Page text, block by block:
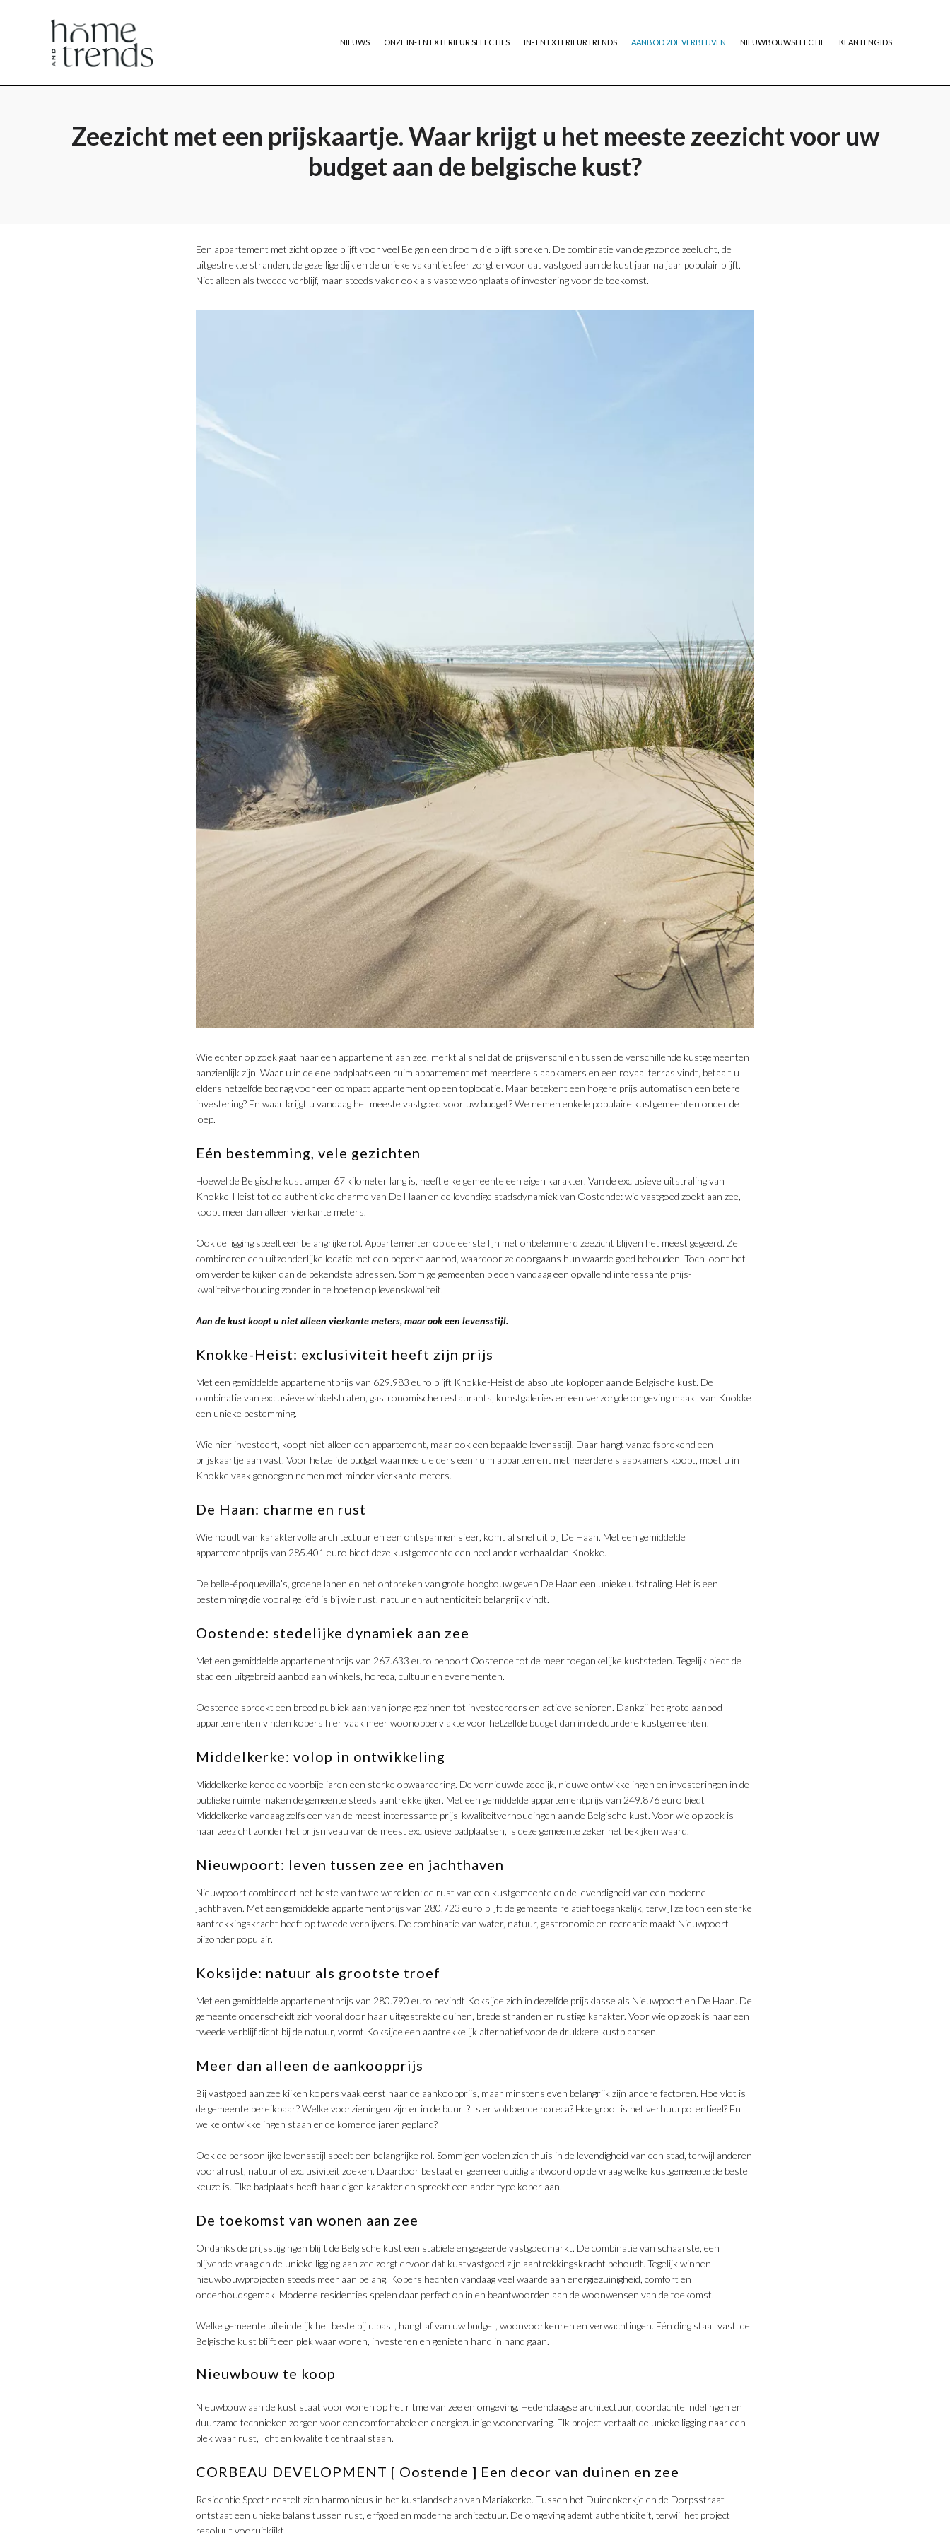
Home
Home NIEUWS ONZE IN- EN EXTERIEUR SELECTIES IN- EN EXTERIEURTRENDS AANBOD 2DE VERBLIJVEN NIEUWBOUWSELECTIE KLANTENGIDS
Zeezicht met een prijskaartje. Waar krijgt u het meeste zeezicht voor uw
budget aan de belgische kust?
​Een appartement met zicht op zee blijft voor veel Belgen een droom die blijft spreken. De combinatie van de gezonde zeelucht, de
uitgestrekte stranden, de gezellige dijk en de unieke vakantiesfeer zorgt ervoor dat vastgoed aan de kust jaar na jaar populair blijft.
Niet alleen als tweede verblijf, maar steeds vaker ook als vaste woonplaats of investering voor de toekomst.
​Wie echter op zoek gaat naar een appartement aan zee, merkt al snel dat de prijsverschillen tussen de verschillende kustgemeenten
aanzienlijk zijn. Waar u in de ene badplaats een ruim appartement met meerdere slaapkamers en een royaal terras vindt, betaalt u
elders hetzelfde bedrag voor een compact appartement op een toplocatie. Maar betekent een hogere prijs automatisch een betere
investering? En waar krijgt u vandaag het meeste vastgoed voor uw budget? We nemen enkele populaire kustgemeenten onder de
loep.
Eén bestemming, vele gezichten
​Hoewel de Belgische kust amper 67 kilometer lang is, heeft elke gemeente een eigen karakter. Van de exclusieve uitstraling van
Knokke-Heist tot de authentieke charme van De Haan en de levendige stadsdynamiek van Oostende: wie vastgoed zoekt aan zee,
koopt meer dan alleen vierkante meters.
​Ook de ligging speelt een belangrijke rol. Appartementen op de eerste lijn met onbelemmerd zeezicht blijven het meest gegeerd. Ze
combineren een uitzonderlijke locatie met een beperkt aanbod, waardoor ze doorgaans hun waarde goed behouden. Toch loont het
om verder te kijken dan de bekendste adressen. Sommige gemeenten bieden vandaag een opvallend interessante prijs-
kwaliteitverhouding zonder in te boeten op levenskwaliteit.
​Aan de kust koopt u niet alleen vierkante meters, maar ook een levensstijl.
​Knokke-Heist: exclusiviteit heeft zijn prijs
Met een gemiddelde appartementprijs van 629.983 euro blijft Knokke-Heist de absolute koploper aan de Belgische kust. De
combinatie van exclusieve winkelstraten, gastronomische restaurants, kunstgaleries en een verzorgde omgeving maakt van Knokke
een unieke bestemming.
​Wie hier investeert, koopt niet alleen een appartement, maar ook een bepaalde levensstijl. Daar hangt vanzelfsprekend een
prijskaartje aan vast. Voor hetzelfde budget waarmee u elders een ruim appartement met meerdere slaapkamers koopt, moet u in
Knokke vaak genoegen nemen met minder vierkante meters.
De Haan: charme en rust
​Wie houdt van karaktervolle architectuur en een ontspannen sfeer, komt al snel uit bij De Haan. Met een gemiddelde
appartementprijs van 285.401 euro biedt deze kustgemeente een heel ander verhaal dan Knokke.
​De belle-époquevilla’s, groene lanen en het ontbreken van grote hoogbouw geven De Haan een unieke uitstraling. Het is een
bestemming die vooral geliefd is bij wie rust, natuur en authenticiteit belangrijk vindt.
​Oostende: stedelijke dynamiek aan zee
Met een gemiddelde appartementprijs van 267.633 euro behoort Oostende tot de meer toegankelijke kuststeden. Tegelijk biedt de
stad een uitgebreid aanbod aan winkels, horeca, cultuur en evenementen.
​Oostende spreekt een breed publiek aan: van jonge gezinnen tot investeerders en actieve senioren. Dankzij het grote aanbod
appartementen vinden kopers hier vaak meer woonoppervlakte voor hetzelfde budget dan in de duurdere kustgemeenten.
​Middelkerke: volop in ontwikkeling
Middelkerke kende de voorbije jaren een sterke opwaardering. De vernieuwde zeedijk, nieuwe ontwikkelingen en investeringen in de
publieke ruimte maken de gemeente steeds aantrekkelijker. Met een gemiddelde appartementprijs van 249.876 euro biedt
Middelkerke vandaag zelfs een van de meest interessante prijs-kwaliteitverhoudingen aan de Belgische kust. Voor wie op zoek is
naar zeezicht zonder het prijsniveau van de meest exclusieve badplaatsen, is deze gemeente zeker het bekijken waard.
Nieuwpoort: leven tussen zee en jachthaven
​Nieuwpoort combineert het beste van twee werelden: de rust van een kustgemeente en de levendigheid van een moderne
jachthaven. Met een gemiddelde appartementprijs van 280.723 euro blijft de gemeente relatief toegankelijk, terwijl ze toch een sterke
aantrekkingskracht heeft op tweede verblijvers. De combinatie van water, natuur, gastronomie en recreatie maakt Nieuwpoort
bijzonder populair.
Koksijde: natuur als grootste troef
​Met een gemiddelde appartementprijs van 280.790 euro bevindt Koksijde zich in dezelfde prijsklasse als Nieuwpoort en De Haan. De
gemeente onderscheidt zich vooral door haar uitgestrekte duinen, brede stranden en rustige karakter. Voor wie op zoek is naar een
tweede verblijf dicht bij de natuur, vormt Koksijde een aantrekkelijk alternatief voor de drukkere kustplaatsen.
Meer dan alleen de aankoopprijs
​Bij vastgoed aan zee kijken kopers vaak eerst naar de aankoopprijs, maar minstens even belangrijk zijn andere factoren. Hoe vlot is
de gemeente bereikbaar? Welke voorzieningen zijn er in de buurt? Is er voldoende horeca? Hoe groot is het verhuurpotentieel? En
welke ontwikkelingen staan er de komende jaren gepland?
​Ook de persoonlijke levensstijl speelt een belangrijke rol. Sommigen voelen zich thuis in de levendigheid van een stad, terwijl anderen
vooral rust, natuur of exclusiviteit zoeken. Daardoor bestaat er geen eenduidig antwoord op de vraag welke kustgemeente de beste
keuze is. Elke badplaats heeft haar eigen karakter en spreekt een ander type koper aan.
​De toekomst van wonen aan zee
Ondanks de prijsstijgingen blijft de Belgische kust een stabiele en gegeerde vastgoedmarkt. De combinatie van schaarste, een
blijvende vraag en de unieke ligging aan zee zorgt ervoor dat kustvastgoed zijn aantrekkingskracht behoudt. Tegelijk winnen
nieuwbouwprojecten steeds meer aan belang. Kopers hechten vandaag veel waarde aan energiezuinigheid, comfort en
onderhoudsgemak. Moderne residenties spelen daar perfect op in en beantwoorden aan de woonwensen van de toekomst.
​Welke gemeente uiteindelijk het beste bij u past, hangt af van uw budget, woonvoorkeuren en verwachtingen. Eén ding staat vast: de
Belgische kust blijft een plek waar wonen, investeren en genieten hand in hand gaan.
​Nieuwbouw te koop
​Nieuwbouw aan de kust staat voor wonen op het ritme van zee en omgeving. Hedendaagse architectuur, doordachte indelingen en
duurzame technieken zorgen voor een comfortabele en energiezuinige woonervaring. Elk project vertaalt de unieke ligging naar een
plek waar rust, licht en kwaliteit centraal staan.
​CORBEAU DEVELOPMENT [ Oostende ] Een decor van duinen en zee
​Residentie Spectr nestelt zich harmonieus in het kustlandschap van Mariakerke. Tussen het Duinenkerkje en de Dorpsstraat
ontstaat een unieke balans tussen rust, erfgoed en moderne architectuur. De omgeving ademt authenticiteit, terwijl het project